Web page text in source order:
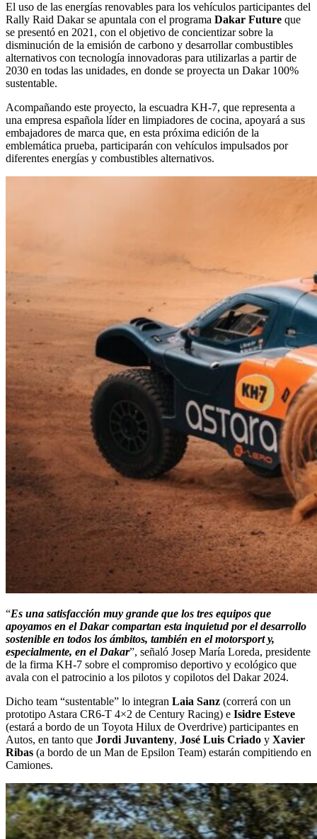
El uso de las energías renovables para los vehículos participantes del
Rally Raid Dakar se apuntala con el programa Dakar Future que
se presentó en 2021, con el objetivo de concientizar sobre la
disminución de la emisión de carbono y desarrollar combustibles
alternativos con tecnología innovadoras para utilizarlas a partir de
2030 en todas las unidades, en donde se proyecta un Dakar 100%
sustentable.
Acompañando este proyecto, la escuadra KH-7, que representa a
una empresa española líder en limpiadores de cocina, apoyará a sus
embajadores de marca que, en esta próxima edición de la
emblemática prueba, participarán con vehículos impulsados por
diferentes energías y combustibles alternativos.
“Es una satisfacción muy grande que los tres equipos que
apoyamos en el Dakar compartan esta inquietud por el desarrollo
sostenible en todos los ámbitos, también en el motorsport y,
especialmente, en el Dakar”, señaló Josep María Loreda, presidente
de la firma KH-7 sobre el compromiso deportivo y ecológico que
avala con el patrocinio a los pilotos y copilotos del Dakar 2024.
Dicho team “sustentable” lo integran Laia Sanz (correrá con un
prototipo Astara CR6-T 4×2 de Century Racing) e Isidre Esteve
(estará a bordo de un Toyota Hilux de Overdrive) participantes en
Autos, en tanto que Jordi Juvanteny, José Luis Criado y Xavier
Ribas (a bordo de un Man de Epsilon Team) estarán compitiendo en
Camiones.